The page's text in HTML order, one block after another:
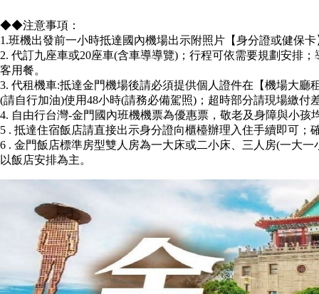
◆◆注意事項：
1.班機出發前一小時抵達國內機場出示附照片【身分證或健保
2. 代訂九座車或20座車(含車導導覽)；行程可依需要規劃安排
客用餐。
3. 代租機車:抵達金門機場後請必須提供個人證件在【機場大
(請自行加油)使用48小時(請務必備駕照)；超時部分請現場繳付
4. 自由行台灣-金門國內班機機票為優惠票，敬老及身障與小孩
5 . 抵達住宿飯店請直接出示身分證向櫃檯辦理入住手續即可；
6 . 金門飯店標準房型雙人房為一大床或二小床、三人房(一大
以飯店安排為主。